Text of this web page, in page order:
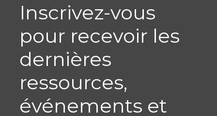
Inscrivez-vous
pour recevoir les
dernières
ressources,
événements et